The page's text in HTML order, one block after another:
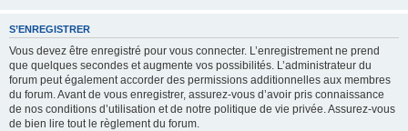
S’ENREGISTRER
Vous devez être enregistré pour vous connecter. L’enregistrement ne prend
que quelques secondes et augmente vos possibilités. L’administrateur du
forum peut également accorder des permissions additionnelles aux membres
du forum. Avant de vous enregistrer, assurez-vous d’avoir pris connaissance
de nos conditions d’utilisation et de notre politique de vie privée. Assurez-vous
de bien lire tout le règlement du forum.